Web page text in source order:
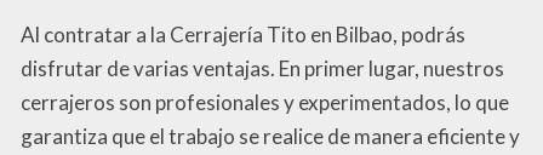
Al contratar a la Cerrajería Tito en Bilbao, podrás
disfrutar de varias ventajas. En primer lugar, nuestros
cerrajeros son profesionales y experimentados, lo que
garantiza que el trabajo se realice de manera eficiente y